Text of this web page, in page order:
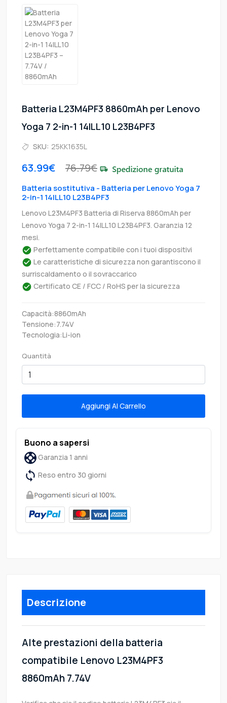
Batteria L23M4PF3 8860mAh per Lenovo
Yoga 7 2-in-1 14ILL10 L23B4PF3
SKU: 25KK1635L
63.99€ 76.79€
Batteria sostitutiva - Batteria per Lenovo Yoga 7
2-in-1 14ILL10 L23B4PF3
Lenovo L23M4PF3 Batteria di Riserva 8860mAh per
Lenovo Yoga 7 2-in-1 14ILL10 L23B4PF3. Garanzia 12
mesi.
Perfettamente compatibile con i tuoi dispositivi
Le caratteristiche di sicurezza non garantiscono il
surriscaldamento o il sovraccarico
Certificato CE / FCC / RoHS per la sicurezza
Capacità:8860mAh
Tensione:7.74V
Tecnologia:Li-ion
Quantità
Aggiungi Al Carrello
Buono a sapersi
Garanzia 1 anni
Reso entro 30 giorni
Descrizione
Alte prestazioni della batteria
compatibile Lenovo L23M4PF3
8860mAh 7.74V